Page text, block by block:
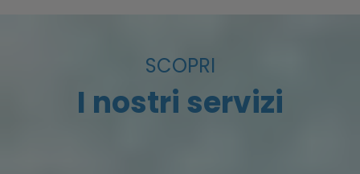
SCOPRI
I nostri servizi